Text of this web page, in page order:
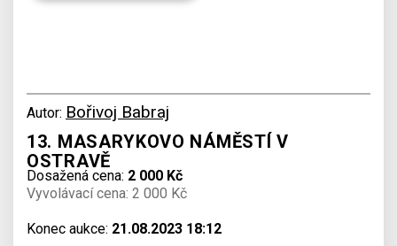
Autor: Bořivoj Babraj
13. MASARYKOVO NÁMĚSTÍ V
OSTRAVĚ
Dosažená cena: 2 000 Kč
Vyvolávací cena: 2 000 Kč
Konec aukce: 21.08.2023 18:12